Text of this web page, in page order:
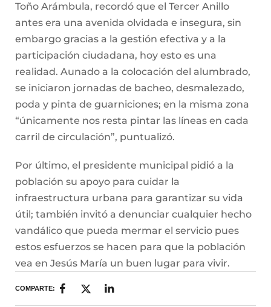
Toño Arámbula, recordó que el Tercer Anillo
antes era una avenida olvidada e insegura, sin
embargo gracias a la gestión efectiva y a la
participación ciudadana, hoy esto es una
realidad. Aunado a la colocación del alumbrado,
se iniciaron jornadas de bacheo, desmalezado,
poda y pinta de guarniciones; en la misma zona
“únicamente nos resta pintar las líneas en cada
carril de circulación”, puntualizó.
Por último, el presidente municipal pidió a la
población su apoyo para cuidar la
infraestructura urbana para garantizar su vida
útil; también invitó a denunciar cualquier hecho
vandálico que pueda mermar el servicio pues
estos esfuerzos se hacen para que la población
vea en Jesús María un buen lugar para vivir.
COMPARTE: